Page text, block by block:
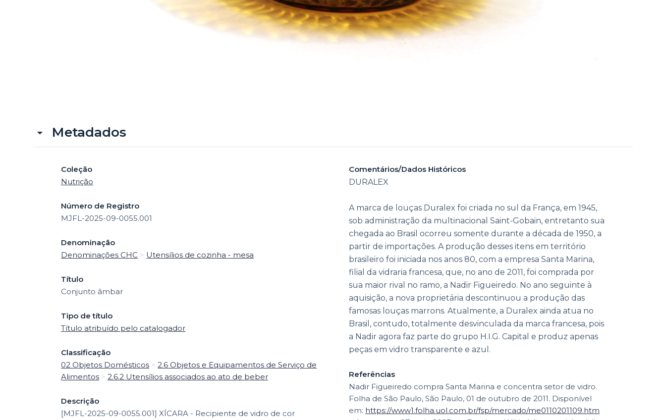
Metadados
Coleção
Nutrição
Número de Registro
MJFL-2025-09-0055.001
Denominação
Denominações CHC > Utensílios de cozinha - mesa
Título
Conjunto âmbar
Tipo de título
Título atribuído pelo catalogador
Classificação
02 Objetos Domésticos >2.6 Objetos e Equipamentos de Serviço de
Alimentos >2.6.2 Utensílios associados ao ato de beber
Descrição
[MJFL-2025-09-0055.001] XÍCARA - Recipiente de vidro de cor
Comentários/Dados Históricos
DURALEX
A marca de louças Duralex foi criada no sul da França, em 1945,
sob administração da multinacional Saint-Gobain, entretanto sua
chegada ao Brasil ocorreu somente durante a década de 1950, a
partir de importações. A produção desses itens em território
brasileiro foi iniciada nos anos 80, com a empresa Santa Marina,
filial da vidraria francesa, que, no ano de 2011, foi comprada por
sua maior rival no ramo, a Nadir Figueiredo. No ano seguinte à
aquisição, a nova proprietária descontinuou a produção das
famosas louças marrons. Atualmente, a Duralex ainda atua no
Brasil, contudo, totalmente desvinculada da marca francesa, pois
a Nadir agora faz parte do grupo H.I.G. Capital e produz apenas
peças em vidro transparente e azul.
Referências
Nadir Figueiredo compra Santa Marina e concentra setor de vidro.
Folha de São Paulo, São Paulo, 01 de outubro de 2011. Disponível
em: https://www1.folha.uol.com.br/fsp/mercado/me0110201109.htm